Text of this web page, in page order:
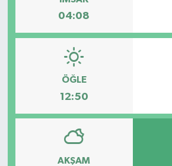
04:08
ÖĞLE
12:50
AKŞAM
Eğitim